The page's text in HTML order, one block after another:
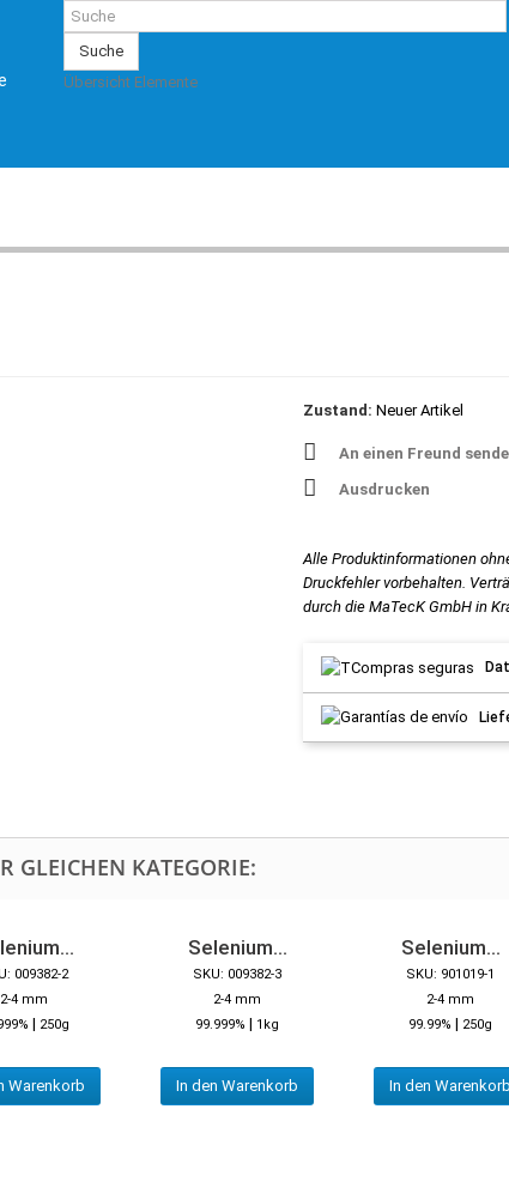
Suche
Übersicht Elemente
Zustand: Neuer Artikel
An einen Freund
Ausdrucken
Alle Produktinformationen
Druckfehler vorbehalten.
durch die MaTecK GmbH in
GLEICHEN KATEGORIE:
009382-2
2-4 mm
| 250g
Warenkorb
Selenium...
SKU: 009382-3
2-4 mm
99.999% | 1kg
In den Warenkorb
Selenium...
SKU: 901019-1
2-4 mm
99.99% | 250g
In den Warenkorb